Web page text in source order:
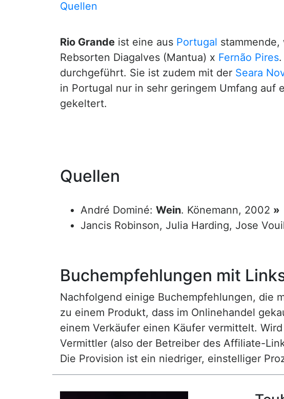
Quellen
Rio Grande ist eine aus Portugal stammende,
Rebsorten Diagalves (Mantua) x Fernão Pires
durchgeführt. Sie ist zudem mit der Seara
in Portugal nur in sehr geringem Umfang auf
gekeltert.
Quellen
André Dominé: Wein. Könemann, 2002 »
Jancis Robinson, Julia Harding, Jose
Buchempfehlungen mit
Nachfolgend einige Buchempfehlungen, die
zu einem Produkt, dass im Onlinehandel
einem Verkäufer einen Käufer vermittelt.
Vermittler (also der Betreiber des Affiliate-
Die Provision ist ein niedriger, einstelliger